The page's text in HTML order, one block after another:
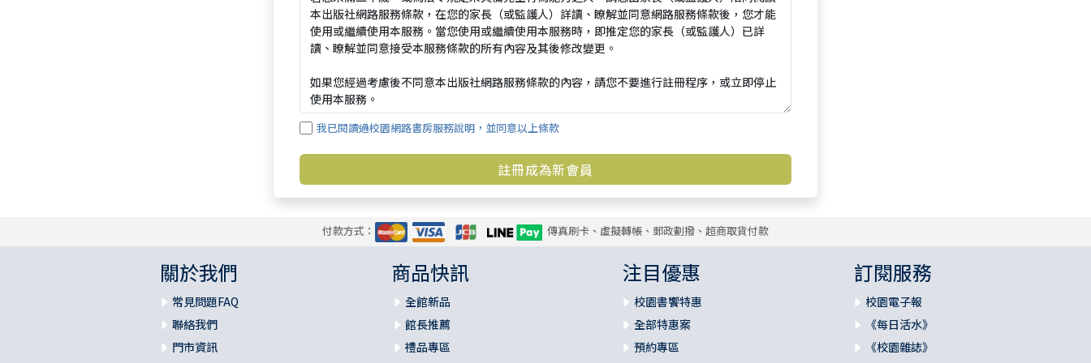
我已閱讀過校園網路書房服務說明，並同意以上條款
付款方式： 傳真刷卡、虛擬轉帳、郵政劃撥、超商取貨付款
關於我們
常見問題FAQ
聯絡我們
門市資訊
商品快訊
全館新品
館長推薦
禮品專區
注目優惠
校園書饗特惠
全部特惠案
預約專區
訂閱服務
校園電子報
《每日活水》
《校園雜誌》